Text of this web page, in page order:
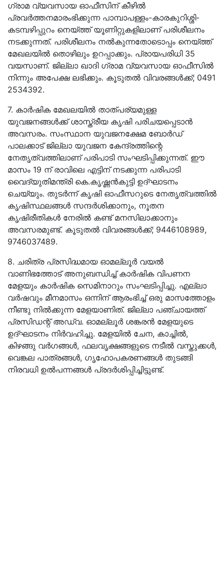
ഗ്രാമ വ്യവസായ ഓഫീസിന് കീഴില്‍
പ്രവര്‍ത്തനമാരംഭിക്കുന്ന പാമ്പാപള്ളം-കാരകുറിശ്ശി-
കടമ്പഴിപ്പുറം നെയ്ത്ത് യൂണിറ്റുകളിലാണ് പരിശീലനം
നടക്കുന്നത്. പരിശീലനം നല്‍കുന്നതോടൊപ്പം നെയ്ത്ത്
മേഖലയില്‍ തൊഴിലും ഉറപ്പാക്കും. പ്രായപരിധി 35
വയസാണ്. ജില്ലാ ഖാദി ഗ്രാമ വ്യവസായ ഓഫീസില്‍
നിന്നും അപേക്ഷ ലഭിക്കും. കൂടുതൽ വിവരങ്ങൾക്ക്; 0491
2534392.
7. കാര്‍ഷിക മേഖലയില്‍ താത്പര്യമുള്ള
യുവജനങ്ങള്‍ക്ക് ശാസ്ത്രീയ കൃഷി പരിചയപ്പെടാന്‍
അവസരം. സംസ്ഥാന യുവജനക്ഷേമ ബോര്‍ഡ്
പാലക്കാട് ജില്ലാ യുവജന കേന്ദ്രത്തിന്റെ
നേതൃത്വത്തിലാണ് പരിപാടി സംഘടിപ്പിക്കുന്നത്. ഈ
മാസം 19 ന് രാവിലെ എട്ടിന് നടക്കുന്ന പരിപാടി
വൈദ്യുതിമന്ത്രി കെ.കൃഷ്ണന്‍കുട്ടി ഉദ്ഘാടനം
ചെയ്യും. തുടര്‍ന്ന് കൃഷി ഓഫീസറുടെ നേതൃത്വത്തില്‍
കൃഷിസ്ഥലങ്ങള്‍ സന്ദര്‍ശിക്കാനും, നൂതന
കൃഷിരീതികള്‍ നേരില്‍ കണ്ട് മനസിലാക്കാനും
അവസരമുണ്ട്. കൂടുതൽ വിവരങ്ങൾക്ക്; 9446108989,
9746037489.
8. ചരിത്ര പ്രസിദ്ധമായ ഓമല്ലൂര്‍ വയല്‍
വാണിഭത്തോട് അനുബന്ധിച്ച് കാര്‍ഷിക വിപണന
മേളയും കാര്‍ഷിക സെമിനാറും സംഘടിപ്പിച്ചു. എല്ലാ
വര്‍ഷവും മീനമാസം ഒന്നിന് ആരംഭിച്ച് ഒരു മാസത്തോളം
നീണ്ടു നില്‍ക്കുന്ന മേളയാണിത്. ജില്ലാ പഞ്ചായത്ത്
പ്രസിഡന്റ് അഡ്വ. ഓമല്ലൂര്‍ ശങ്കരന്‍ മേളയുടെ
ഉദ്ഘാടനം നിര്‍വഹിച്ചു. മേളയില്‍ ചേന, കാച്ചില്‍,
കിഴങ്ങു വര്‍ഗങ്ങള്‍, ഫലവൃക്ഷങ്ങളുടെ നടീല്‍ വസ്തുക്കള്‍,
വെങ്കല പാത്രങ്ങള്‍, ഗൃഹോപകരണങ്ങള്‍ തുടങ്ങി
നിരവധി ഉൽപന്നങ്ങൾ പ്രദർശിപ്പിച്ചിട്ടുണ്ട്.